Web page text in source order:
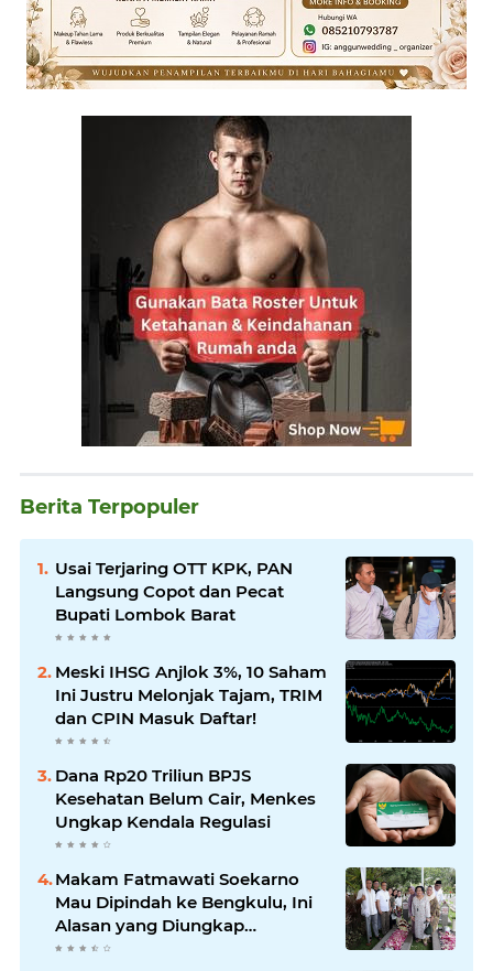
Berita Terpopuler
Usai Terjaring OTT KPK, PAN
Langsung Copot dan Pecat
Bupati Lombok Barat
Meski IHSG Anjlok 3%, 10 Saham
Ini Justru Melonjak Tajam, TRIM
dan CPIN Masuk Daftar!
Dana Rp20 Triliun BPJS
Kesehatan Belum Cair, Menkes
Ungkap Kendala Regulasi
Makam Fatmawati Soekarno
Mau Dipindah ke Bengkulu, Ini
Alasan yang Diungkap
Gubernur